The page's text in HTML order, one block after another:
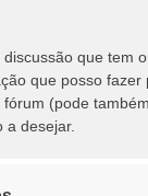
que
que posso
(pode
a desejar.